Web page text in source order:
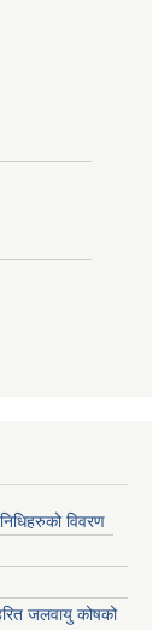
विवरण
जलवायु कोषको